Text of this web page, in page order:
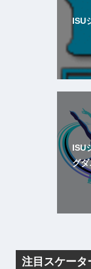
ISU
ISU
グ
注目スケータ